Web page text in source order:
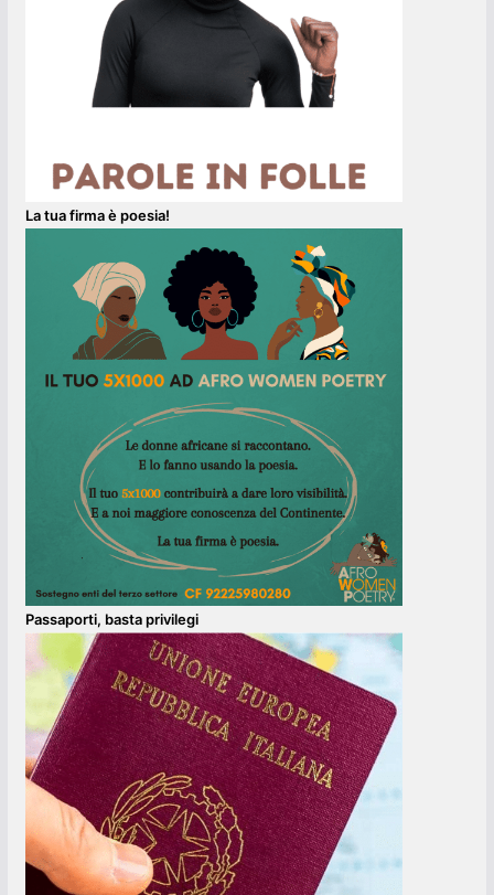
La tua firma è poesia!
Passaporti, basta privilegi